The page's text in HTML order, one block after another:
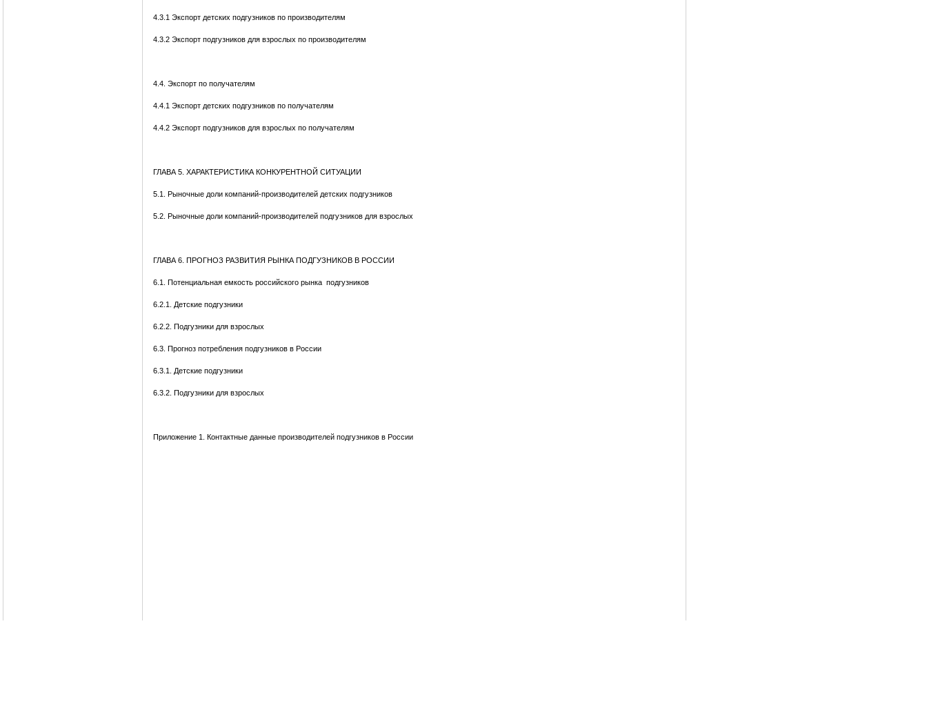
4.3.1 Экспорт детских подгузников по производителям
4.3.2 Экспорт подгузников для взрослых по производителям
4.4. Экспорт по получателям
4.4.1 Экспорт детских подгузников по получателям
4.4.2 Экспорт подгузников для взрослых по получателям
ГЛАВА 5. ХАРАКТЕРИСТИКА КОНКУРЕНТНОЙ СИТУАЦИИ
5.1. Рыночные доли компаний-производителей детских подгузников
5.2. Рыночные доли компаний-производителей подгузников для взрослых
ГЛАВА 6. ПРОГНОЗ РАЗВИТИЯ РЫНКА ПОДГУЗНИКОВ В РОССИИ
6.1. Потенциальная емкость российского рынка подгузников
6.2.1. Детские подгузники
6.2.2. Подгузники для взрослых
6.3. Прогноз потребления подгузников в России
6.3.1. Детские подгузники
6.3.2. Подгузники для взрослых
Приложение 1. Контактные данные производителей подгузников в России